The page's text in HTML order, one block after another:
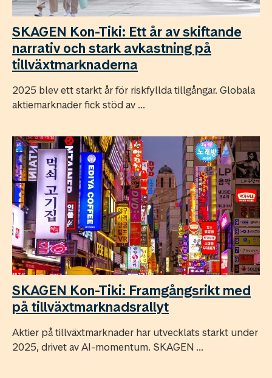
SKAGEN Kon-Tiki: Ett år av skiftande
narrativ och stark avkastning på
tillväxtmarknaderna
2025 blev ett starkt år för riskfyllda tillgångar. Globala
aktiemarknader fick stöd av ...
SKAGEN Kon-Tiki: Framgångsrikt med
på tillväxtmarknadsrallyt
Aktier på tillväxtmarknader har utvecklats starkt under
2025, drivet av AI-momentum. SKAGEN ...